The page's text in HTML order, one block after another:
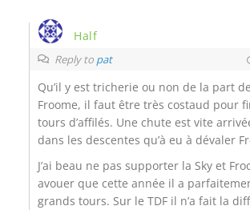
Half
Reply to pat
Qu’il y est tricherie ou non de la part
Froome, il faut être très costaud pour
tours d’affilés. Une chute est vite
dans les descentes qu’à eu à dévaler
J’ai beau ne pas supporter la Sky et
avouer que cette année il a
grands tours. Sur le TDF il n’a fait la